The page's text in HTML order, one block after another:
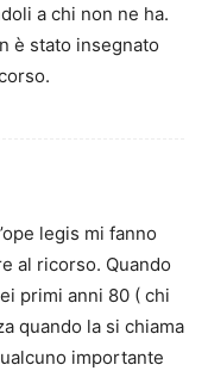
a chi non ne ha.
è stato insegnato
legis mi fanno
al ricorso. Quando
primi anni 80 ( chi
quando la si chiama
importante